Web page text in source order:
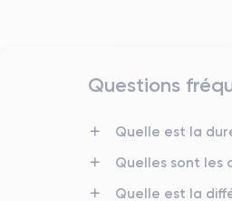
Date de sortie
Dimensions
Questions
Quelle est la
Quelles sont les
Quelle est la